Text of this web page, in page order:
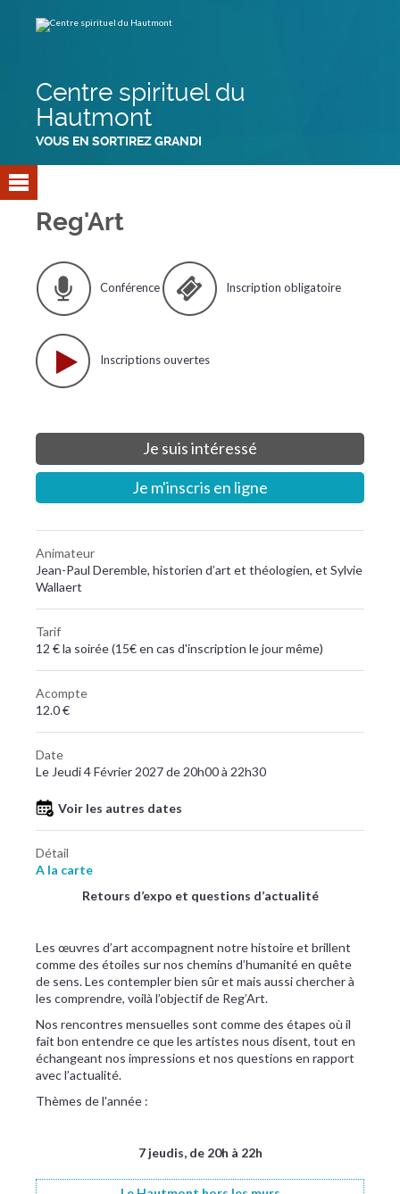
contenu.
Centre spirituel du
Hautmont
VOUS EN SORTIREZ GRANDI
Reg'Art
Conférence Inscription obligatoire
Inscriptions ouvertes
Je suis intéressé
Je m'inscris en ligne
Animateur
Jean-Paul Deremble, historien d’art et théologien, et Sylvie
Wallaert
Tarif
12 € la soirée (15€ en cas d'inscription le jour même)
Acompte
12.0 €
Date
Le Jeudi 4 Février 2027 de 20h00 à 22h30
Voir les autres dates
Détail
A la carte
Retours d’expo et questions d’actualité
Les œuvres d’art accompagnent notre histoire et brillent
comme des étoiles sur nos chemins d’humanité en quête
de sens. Les contempler bien sûr et mais aussi chercher à
les comprendre, voilà l’objectif de Reg’Art.
Nos rencontres mensuelles sont comme des étapes où il
fait bon entendre ce que les artistes nous disent, tout en
échangeant nos impressions et nos questions en rapport
avec l’actualité.
Thèmes de l'année :
7 jeudis, de 20h à 22h